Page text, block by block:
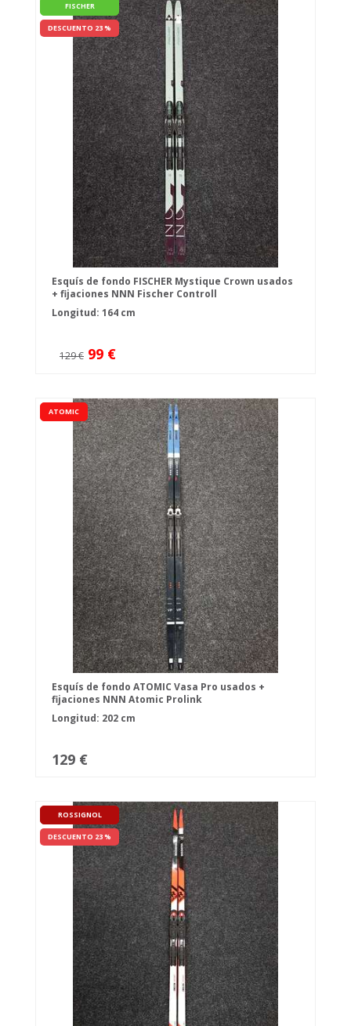
FISCHER
DESCUENTO 23 %
Esquís de fondo FISCHER Mystique Crown usados
+ fijaciones NNN Fischer Controll
Longitud: 164 cm
129 € 99 €
ATOMIC
Esquís de fondo ATOMIC Vasa Pro usados +
fijaciones NNN Atomic Prolink
Longitud: 202 cm
129 €
ROSSIGNOL
DESCUENTO 23 %